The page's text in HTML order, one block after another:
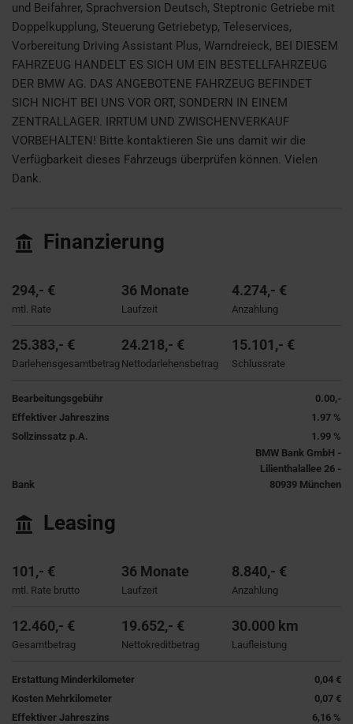
und Beifahrer, Sprachversion Deutsch, Steptronic Getriebe mit
Doppelkupplung, Steuerung Getriebetyp, Teleservices,
Vorbereitung Driving Assistant Plus, Warndreieck, BEI DIESEM
FAHRZEUG HANDELT ES SICH UM EIN BESTELLFAHRZEUG
DER BMW AG. DAS ANGEBOTENE FAHRZEUG BEFINDET
SICH NICHT BEI UNS VOR ORT, SONDERN IN EINEM
ZENTRALLAGER. IRRTUM UND ZWISCHENVERKAUF
VORBEHALTEN! Bitte kontaktieren Sie uns damit wir die
Verfügbarkeit dieses Fahrzeugs überprüfen können. Vielen
Dank.
Finanzierung
294,- €
mtl. Rate
36 Monate
Laufzeit
4.274,- €
Anzahlung
25.383,- €
Darlehensgesamtbetrag
24.218,- €
Nettodarlehensbetrag
15.101,- €
Schlussrate
Bearbeitungsgebühr
0.00,-
Effektiver Jahreszins
1.97 %
Sollzinssatz p.A.
1.99 %
Bank
BMW Bank GmbH -
Lilienthalallee 26 -
80939 München
Leasing
101,- €
mtl. Rate brutto
36 Monate
Laufzeit
8.840,- €
Anzahlung
12.460,- €
Gesamtbetrag
19.652,- €
Nettokreditbetrag
30.000 km
Laufleistung
Erstattung Minderkilometer
0,04 €
Kosten Mehrkilometer
0,07 €
Effektiver Jahreszins
6,16 %